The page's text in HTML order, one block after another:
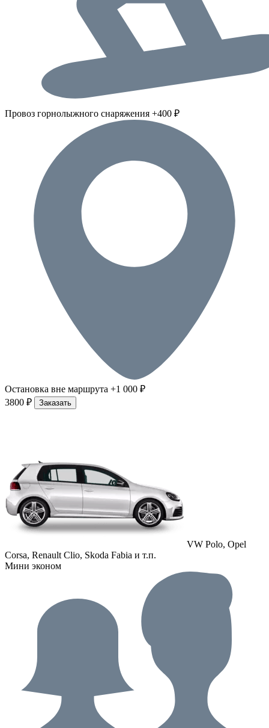
Провоз горнолыжного снаряжения +400 ₽
Остановка вне маршрута +1 000 ₽
3800 ₽
Заказать
VW Polo, Opel
Corsa, Renault Clio, Skoda Fabia и т.п.
Мини эконом